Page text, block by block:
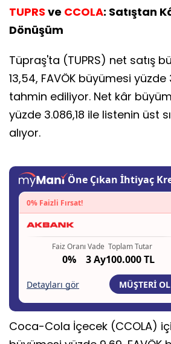
TUPRS ve CCOLA: Satıştan
Dönüşüm
Tüpraş'ta (TUPRS) net satış
13,54, FAVÖK büyümesi
tahmin ediliyor. Net kâr
yüzde 3.086,18 ile listenin üst
alıyor.
Coca-Cola İçecek (CCOLA)